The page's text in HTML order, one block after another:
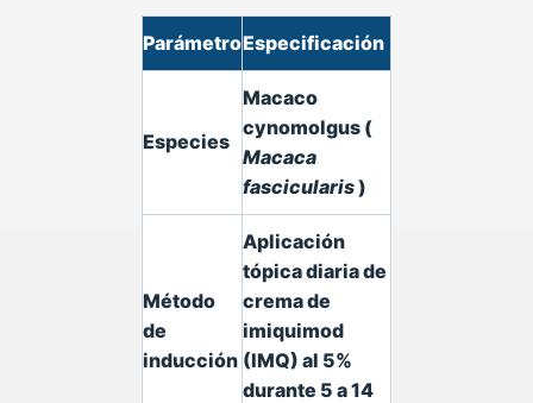
ParámetroEspecificación
Especies
Macaco
cynomolgus (
Macaca
fascicularis)
Método
de
inducción
Aplicación
tópica diaria de
crema de
imiquimod
(IMQ) al 5%
durante 5 a 14